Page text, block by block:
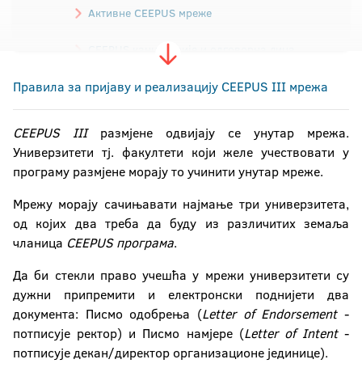
Активне CEEPUS мреже
CEEPUS канцеларије и одговорна лица
Правила за пријаву и реализацију CEEPUS III мрежа
CEEPUS III размјене одвијају се унутар мрежа.
Универзитети тј. факултети који желе учествовати у
програму размјене морају то учинити унутар мреже.
Мрежу морају сачињавати најмање три универзитета,
од којих два треба да буду из различитих земаља
чланица CEEPUS програма.
Да би стекли право учешћа у мрежи универзитети су
дужни припремити и електронски поднијети два
документа: Писмо одобрења (Letter of Endorsement-
потписује ректор) и Писмо намјере (Letter of Intent-
потписује декан/директор организационе јединице).